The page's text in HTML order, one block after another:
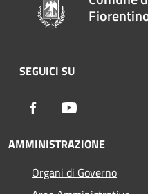
SEGUICI SU
Facebook
AMMINISTRAZIONE
Organi di Governo